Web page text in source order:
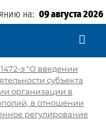
на: 09 августа 2026
э "О введении
субъекта
организации в
в отношении
регулирование